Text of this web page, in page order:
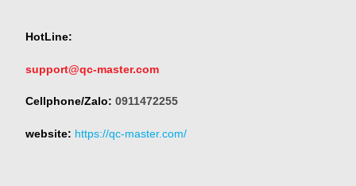
HotLine:
support@qc-master.com
Cellphone/Zalo: 0911472255
website: https://qc-master.com/